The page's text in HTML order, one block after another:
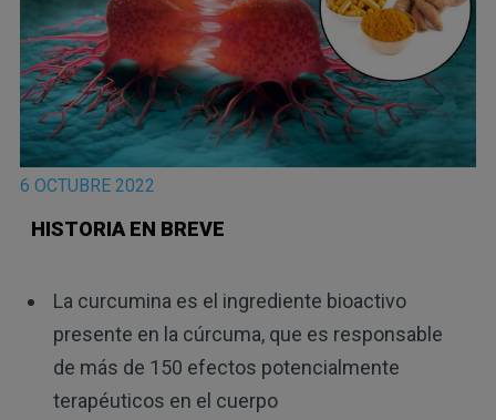
6 OCTUBRE 2022
HISTORIA EN BREVE
La curcumina es el ingrediente bioactivo
presente en la cúrcuma, que es responsable
de más de 150 efectos potencialmente
terapéuticos en el cuerpo